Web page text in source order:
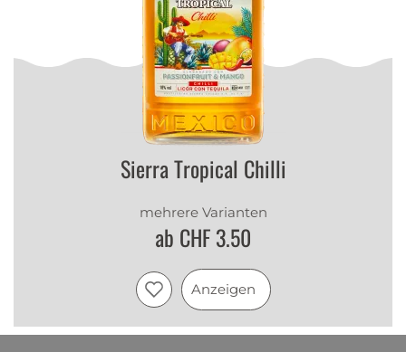
Sierra Tropical Chilli
mehrere Varianten
ab CHF 3.50
Anzeigen